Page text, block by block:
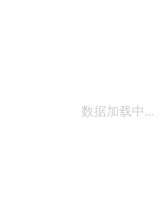
数据加载中...